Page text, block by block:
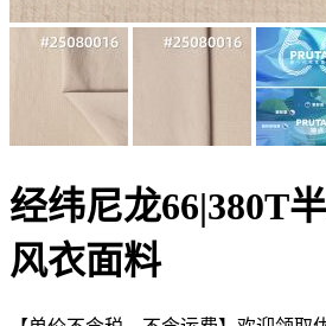
经纬尼龙66|380T
风衣面料